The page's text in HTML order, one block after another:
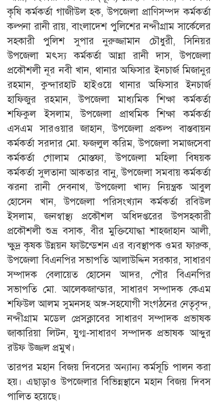
কৃষি কর্মকর্তা গাজীউল হক, উপজেলা প্রাণিসম্পদ কর্মকর্তা
কল্পনা রানী রায়, বাংলাদেশ পুলিশের নন্দীগ্রাম সার্কেলের
সহকারী পুলিশ সুপার নুরুজ্জামান চৌধুরী, সিনিয়র
উপজেলা মৎস্য কর্মকর্তা আন্না রানী দাস, উপজেলা
প্রকৌশলী নূর নবী খান, থানার অফিসার ইনচার্জ মিজানুর
রহমান, কুন্দারহাট হাইওয়ে থানার অফিসার ইনচার্জ
হাফিজুর রহমান, উপজেলা মাধ্যমিক শিক্ষা কর্মকর্তা
শফিকুল ইসলাম, উপজেলা প্রাথমিক শিক্ষা কর্মকর্তা
এসএম সারওয়ার জাহান, উপজেলা প্রকল্প বাস্তবায়ন
কর্মকর্তা সরদার মো. ফজলুল করিম, উপজেলা সমাজসেবা
কর্মকর্তা গোলাম মোস্তফা, উপজেলা মহিলা বিষয়ক
কর্মকর্তা সুলতানা আকতার বানু, উপজেলা সমবায় কর্মকর্তা
ঝরনা রানী দেবনাথ, উপজেলা খাদ্য নিয়ন্ত্রক আবুল
হোসেন খান, উপজেলা পরিসংখ্যান কর্মকর্তা রবিউল
ইসলাম, জনস্বাস্থ্য প্রকৌশল অধিদপ্তরের উপসহকারী
প্রকৌশলী শুভ্র বসাক, বীর মুক্তিযোদ্ধা শাহজাহান আলী,
ক্ষুদ্র কৃষক উন্নয়ন ফাউন্ডেশন এর ব্যবস্থাপক ওমর ফারুক,
উপজেলা বিএনপির সভাপতি আলাউদ্দিন সরকার, সাধারণ
সম্পাদক বেলায়েত হোসেন আদর, পৌর বিএনপির
সভাপতি মো. আলেকজান্ডার, সাধারণ সম্পাদক কেএম
শফিউল আলম সুমনসহ অঙ্গ-সহযোগী সংগঠনের নেতৃবৃন্দ,
নন্দীগ্রাম মডেল প্রেসক্লাবের সাধারণ সম্পাদক প্রভাষক
জাকারিয়া লিটন, যুগ্ম-সাধারণ সম্পাদক প্রভাষক আব্দুর
রউফ উজ্জল প্রমুখ।
তারপর মহান বিজয় দিবসের অন্যান্য কর্মসূচি পালন করা
হয়। এছাড়াও উপজেলার বিভিন্নস্থানে মহান বিজয় দিবস
পালিত হয়েছে।